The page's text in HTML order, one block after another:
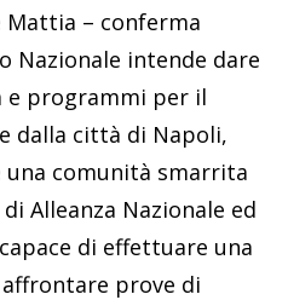
Mattia – conferma
Nazionale intende dare
programmi per il
dalla città di Napoli,
una comunità smarrita
Alleanza Nazionale ed
di effettuare una
prove di